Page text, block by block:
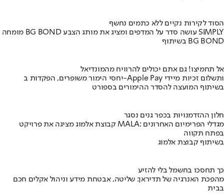
הסוד לקירות נקיים ללא כתמים נחשף
מומחה BG BOND עושה סדר על המדפים ומציג את מותג הצבע SIMPLY
בשיתוף BG BOND
אל תחמיצו! גם אתם יכולים להרוויח מהמונדיאל
יחסי הימור משופרים, הפקדות ב-Apple Pay ותשלום זכיות מיידי
בשיתוף המועצה להסדר ההימורים בספורט
חלון ההזדמנויות בכפר גנים נסגר
קבוצת אלמוג מציגה את פרויקט MALA: מגדלי הפרימיום האחרונים
בפתח תקווה
בשיתוף קבוצת אלמוג
כך תחסכו בחשמל בלי להזיע
מהפכת האנרגיה של תדיראן: שליטה, אבטחת מידע וניהול אקלים חכם
בבית